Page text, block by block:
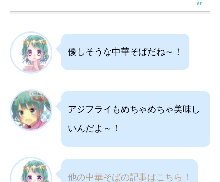
優しそうな中華そばだね～！
アジフライもめちゃめちゃ美味し
いんだよ～！
他の中華そばの記事はこちら！